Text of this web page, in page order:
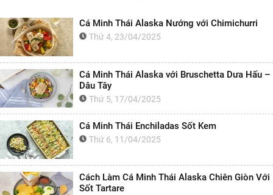
Cá Minh Thái Alaska Nướng với Chimichurri
Thứ 4, 23/04/2025
Cá Minh Thái Alaska với Bruschetta Dưa Hấu –
Dâu Tây
Thứ 5, 17/04/2025
Cá Minh Thái Enchiladas Sốt Kem
Thứ 6, 11/04/2025
Cách Làm Cá Minh Thái Alaska Chiên Giòn Với
Sốt Tartare